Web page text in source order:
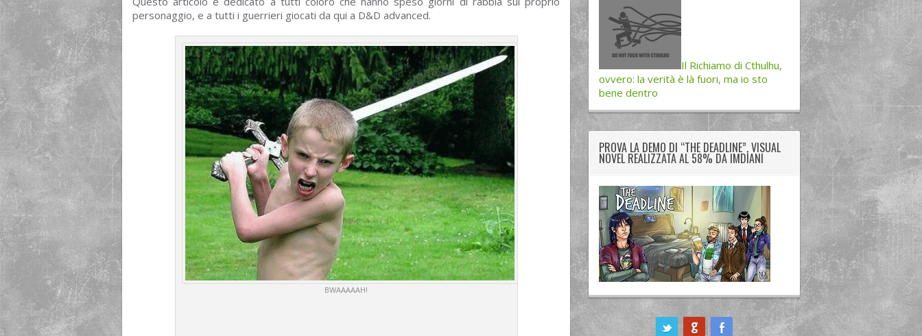
personaggio, e a tutti i guerrieri giocati da qui a D&D advanced.
BWAAAAAH!
Il Richiamo di Cthulhu,
ovvero: la verità è là fuori, ma io sto
bene dentro
PROVA LA DEMO DI “THE DEADLINE”, VISUAL
NOVEL REALIZZATA AL 58% DA IMDIANI